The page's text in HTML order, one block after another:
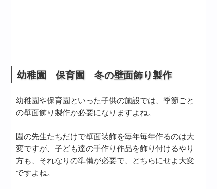
幼稚園 保育園 冬の壁面飾り製作
幼稚園や保育園といった子供の施設では、季節ごと
の壁面飾り製作が必要になりますよね。
園の先生たちだけで壁面装飾を毎年毎年作るのは大
変ですが、子ども達の手作り作品を飾り付けるやり
方も、それなりの準備が必要で、どちらにせよ大変
ですよね。